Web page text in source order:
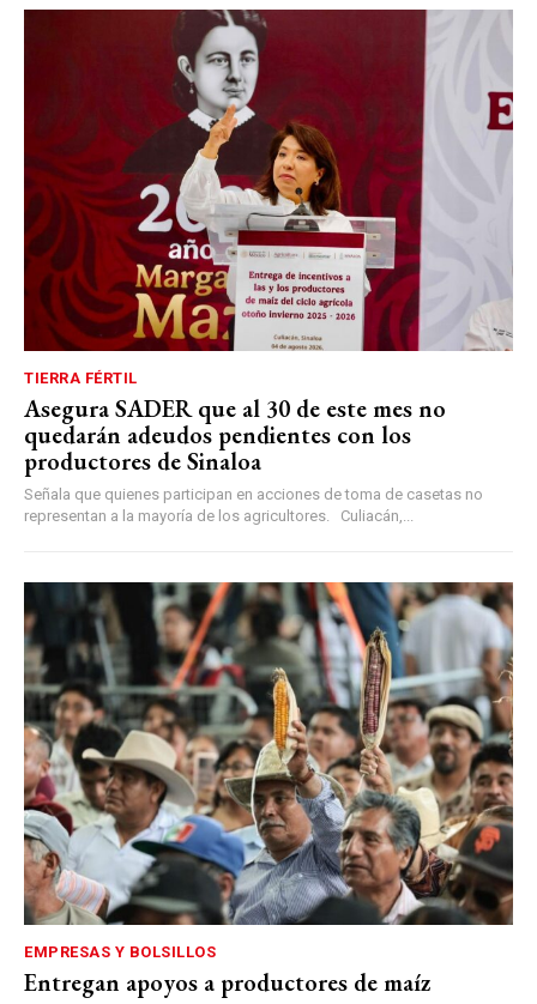
TIERRA FÉRTIL
Asegura SADER que al 30 de este mes no
quedarán adeudos pendientes con los
productores de Sinaloa
Señala que quienes participan en acciones de toma de casetas no
representan a la mayoría de los agricultores. Culiacán,...
EMPRESAS Y BOLSILLOS
Entregan apoyos a productores de maíz